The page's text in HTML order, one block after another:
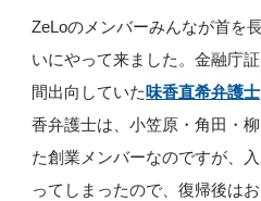
ZeLoのメンバーみんなが首を
いにやって来ました。金融庁
間出向していた味香直希弁護士
香弁護士は、小笠原・角田・
た創業メンバーなのですが、
ってしまったので、復帰後は